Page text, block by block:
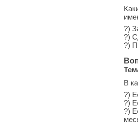
?)
?)
?)
В
?)
?)
?)